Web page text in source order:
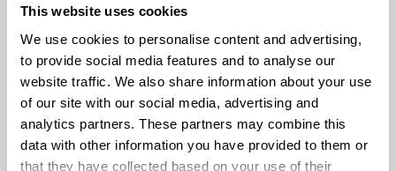
This website uses cookies
We use cookies to personalise content and advertising,
to provide social media features and to analyse our
website traffic. We also share information about your use
of our site with our social media, advertising and
analytics partners. These partners may combine this
data with other information you have provided to them or
that they have collected based on your use of their
4. Aplica bioestimulantes protectores
Extractos de algas, silicio o aminoácidos ayudan
a la planta aresistir el estrés oxidativoy
conservar la producción de resina. Aplícalos en el
riego.